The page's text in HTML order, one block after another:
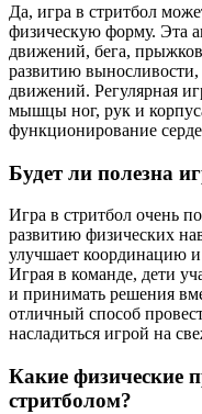
Да, игра в стритбол
физическую форму. Эта
движений, бега,
развитию
движений. Регулярная
мышцы ног, рук и
функционирование
Будет ли полезна
Игра в стритбол очень
развитию физических
улучшает координацию
Играя в команде, дети
и принимать решения
отличный способ
насладиться игрой на
Какие физические
стритболом?